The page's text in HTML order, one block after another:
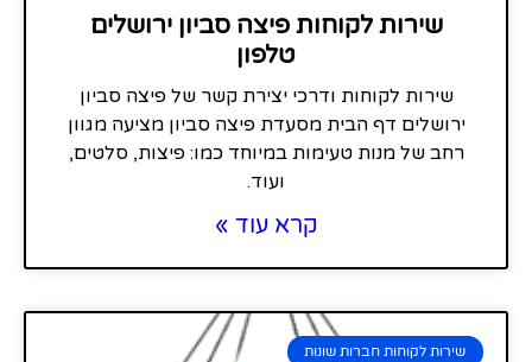
שירות לקוחות פיצה סביון ירושלים
טלפון
שירות לקוחות ודרכי יצירת קשר של פיצה סביון
ירושלים דף הבית מסעדת פיצה סביון מציעה מגוון
רחב של מנות טעימות במיוחד כמו: פיצות, סלטים,
ועוד.
קרא עוד »
שירות לקוחות חברות שונות